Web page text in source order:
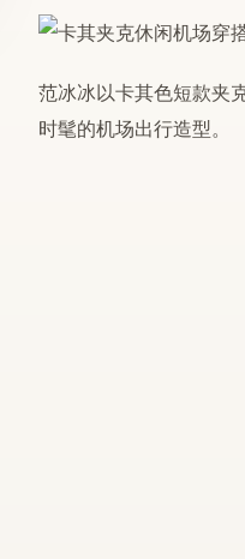
范冰冰以卡其色短款夹
时髦的机场出行造型。